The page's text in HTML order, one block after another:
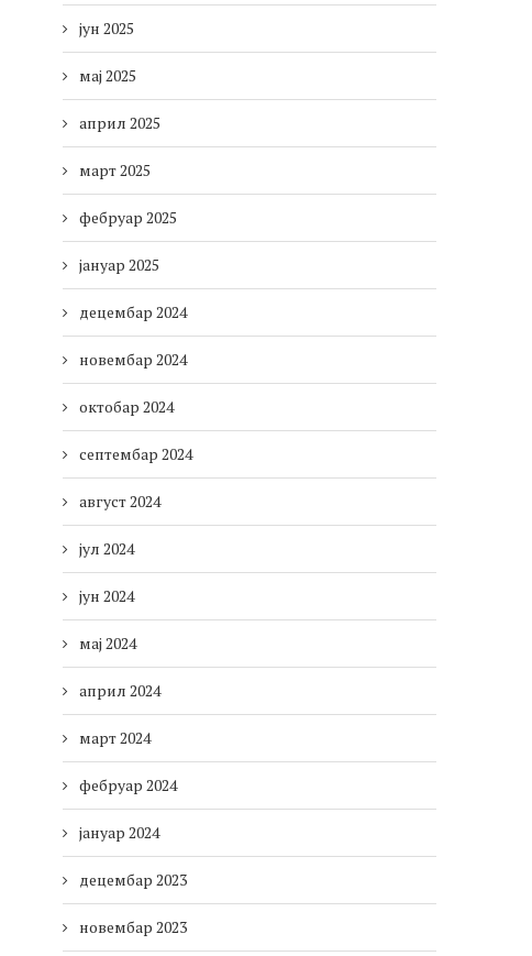
јун 2025
мај 2025
април 2025
март 2025
фебруар 2025
јануар 2025
децембар 2024
новембар 2024
октобар 2024
септембар 2024
август 2024
јул 2024
јун 2024
мај 2024
април 2024
март 2024
фебруар 2024
јануар 2024
децембар 2023
новембар 2023